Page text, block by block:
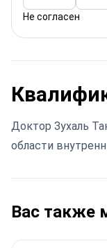
Не согласен
Доктор Зухаль
области
Вас также